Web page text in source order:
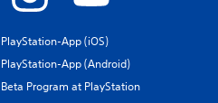
PlayStation-App (iOS)
PlayStation-App (Android)
Beta Program at PlayStation